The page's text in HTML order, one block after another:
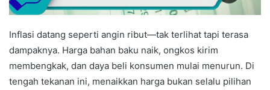
Inflasi datang seperti angin ribut—tak terlihat tapi terasa
dampaknya. Harga bahan baku naik, ongkos kirim
membengkak, dan daya beli konsumen mulai menurun. Di
tengah tekanan ini, menaikkan harga bukan selalu pilihan